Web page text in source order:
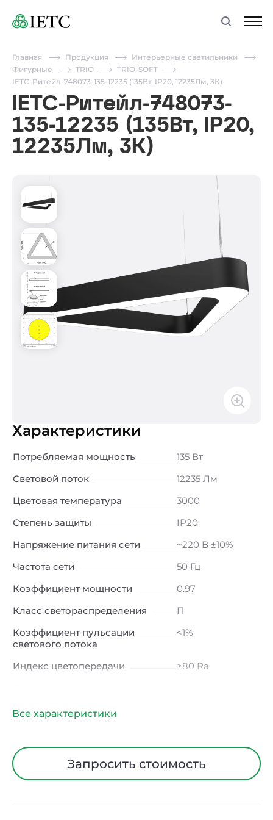
Главная Продукция
Интерьерные светильники
Фигурные
TRIO
TRIO-SOFT
IETC-Ритейл-748073-135-12235 (135Вт, IP20, 12235Лм, 3К)
IETC-Ритейл-748073-
135-12235 (135Вт, IP20,
12235Лм, 3К)
Характеристики
Потребляемая мощность
135 Вт
Световой поток
12235 Лм
Цветовая температура
3000
Степень защиты
IP20
Напряжение питания сети
~220 В ±10%
Частота сети
50 Гц
Коэффициент мощности
0.97
Класс светораспределения
П
Коэффициент пульсации
светового потока
<1%
Индекс цветопередачи
≥80 Ra
Угол рассеивания
Диапазон рабочих
температурЗапросить стоимость